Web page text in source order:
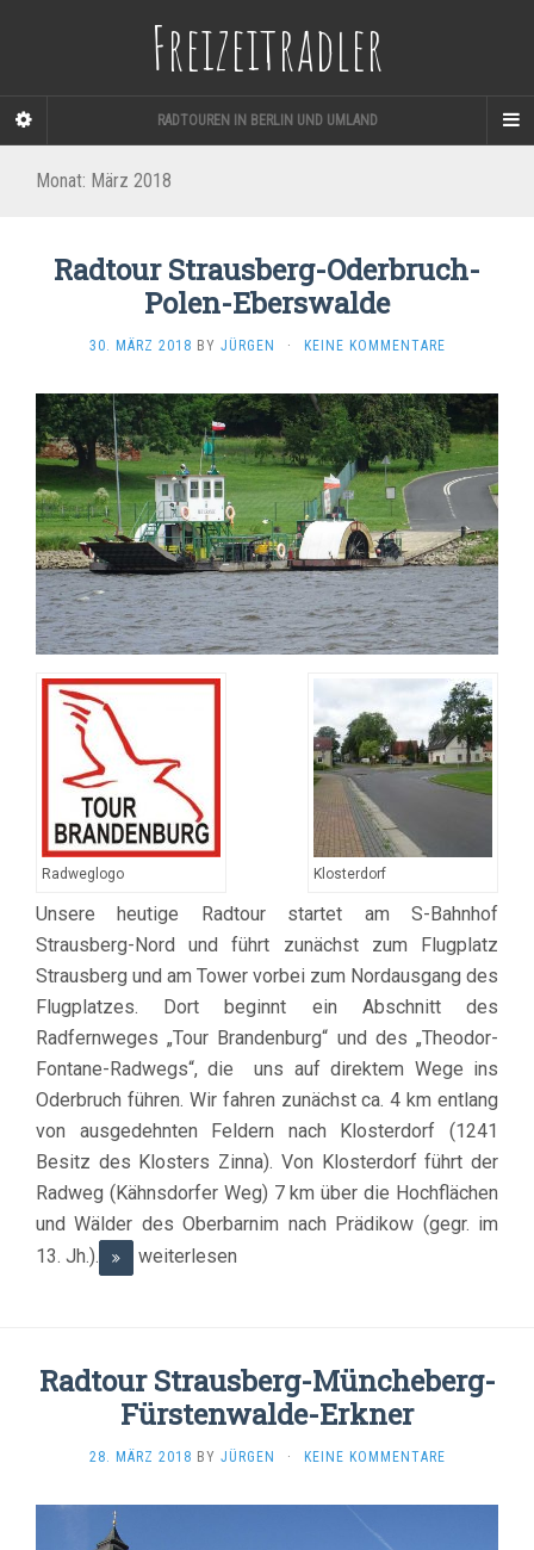
Freizeitradler
RADTOUREN IN BERLIN UND UMLAND
Monat: März 2018
Radtour Strausberg-Oderbruch-
Polen-Eberswalde
30. MÄRZ 2018 BY JÜRGEN · KEINE KOMMENTARE
Klosterdorf
Radweglogo
Unsere heutige Radtour startet am S-Bahnhof
Strausberg-Nord und führt zunächst zum Flugplatz
Strausberg und am Tower vorbei zum Nordausgang des
Flugplatzes. Dort beginnt ein Abschnitt des
Radfernweges „Tour Brandenburg“ und des „Theodor-
Fontane-Radwegs“, die uns auf direktem Wege ins
Oderbruch führen. Wir fahren zunächst ca. 4 km entlang
von ausgedehnten Feldern nach Klosterdorf (1241
Besitz des Klosters Zinna). Von Klosterdorf führt der
Radweg (Kähnsdorfer Weg) 7 km über die Hochflächen
und Wälder des Oberbarnim nach Prädikow (gegr. im
13. Jh.).
weiterlesen
Radtour Strausberg-Müncheberg-
Fürstenwalde-Erkner
28. MÄRZ 2018 BY JÜRGEN · KEINE KOMMENTARE